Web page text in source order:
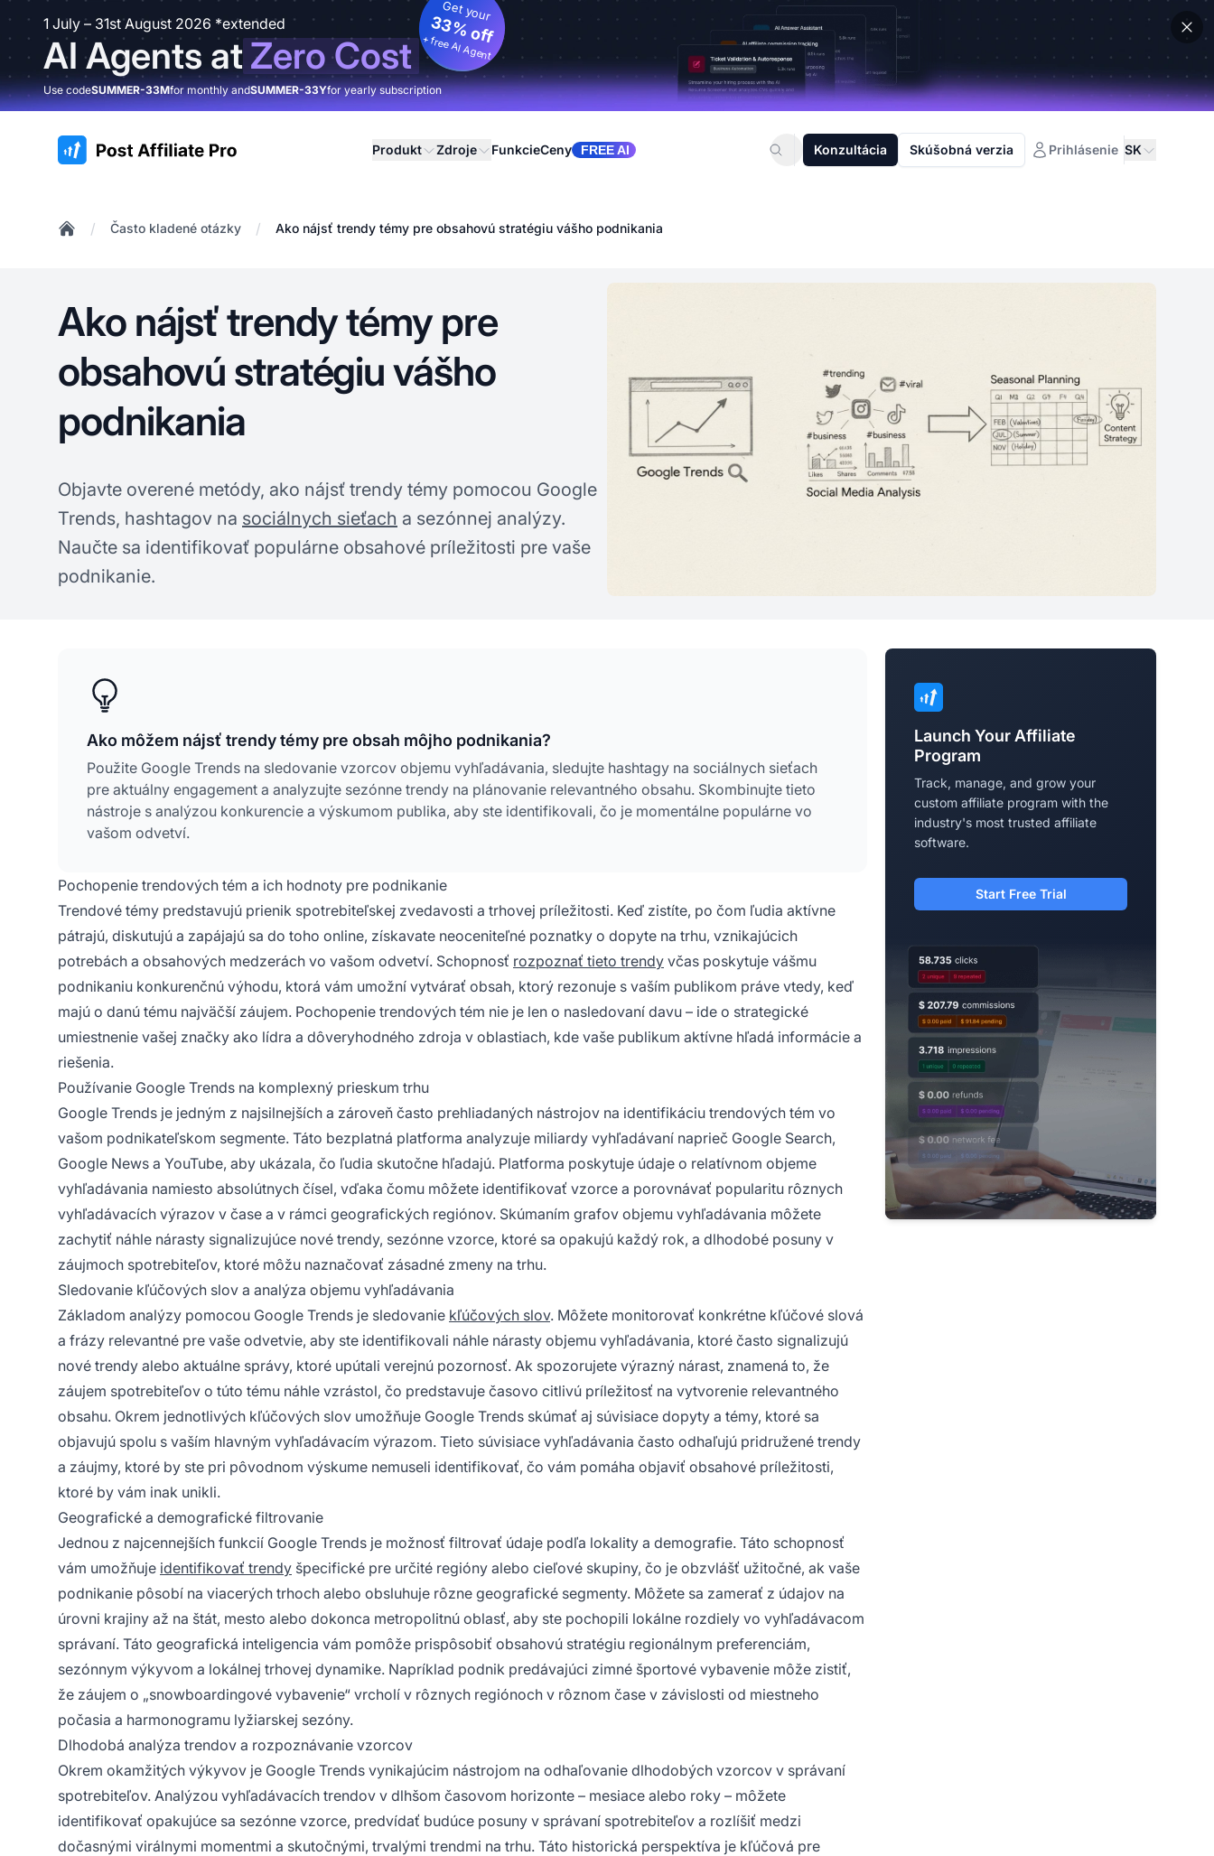
1 July – 31st August 2026 *extended
AI Agents atZero Cost
Get your
33% off
+ free AI Agent
Use codeSUMMER-33Mfor monthly andSUMMER-33Yfor yearly subscription
:site.title Produkt Zdroje FunkcieCeny FREE AI Konzultácia Skúšobná verzia Prihlásenie SK
/ Často kladené otázky / Ako nájsť trendy témy pre obsahovú stratégiu vášho podnikania
Ako nájsť trendy témy pre
obsahovú stratégiu vášho
podnikania
Objavte overené metódy, ako nájsť trendy témy pomocou Google
Trends, hashtagov na sociálnych sieťach a sezónnej analýzy.
Naučte sa identifikovať populárne obsahové príležitosti pre vaše
podnikanie.
Ako môžem nájsť trendy témy pre obsah môjho podnikania?
Použite Google Trends na sledovanie vzorcov objemu vyhľadávania, sledujte hashtagy na sociálnych sieťach
pre aktuálny engagement a analyzujte sezónne trendy na plánovanie relevantného obsahu. Skombinujte tieto
nástroje s analýzou konkurencie a výskumom publika, aby ste identifikovali, čo je momentálne populárne vo
vašom odvetví.
Pochopenie trendových tém a ich hodnoty pre podnikanie
Trendové témy predstavujú prienik spotrebiteľskej zvedavosti a trhovej príležitosti. Keď zistíte, po čom ľudia aktívne
pátrajú, diskutujú a zapájajú sa do toho online, získavate neoceniteľné poznatky o dopyte na trhu, vznikajúcich
potrebách a obsahových medzerách vo vašom odvetví. Schopnosť rozpoznať tieto trendy včas poskytuje vášmu
podnikaniu konkurenčnú výhodu, ktorá vám umožní vytvárať obsah, ktorý rezonuje s vaším publikom práve vtedy, keď
majú o danú tému najväčší záujem. Pochopenie trendových tém nie je len o nasledovaní davu – ide o strategické
umiestnenie vašej značky ako lídra a dôveryhodného zdroja v oblastiach, kde vaše publikum aktívne hľadá informácie a
riešenia.
Používanie Google Trends na komplexný prieskum trhu
Google Trends je jedným z najsilnejších a zároveň často prehliadaných nástrojov na identifikáciu trendových tém vo
vašom podnikateľskom segmente. Táto bezplatná platforma analyzuje miliardy vyhľadávaní naprieč Google Search,
Google News a YouTube, aby ukázala, čo ľudia skutočne hľadajú. Platforma poskytuje údaje o relatívnom objeme
vyhľadávania namiesto absolútnych čísel, vďaka čomu môžete identifikovať vzorce a porovnávať popularitu rôznych
vyhľadávacích výrazov v čase a v rámci geografických regiónov. Skúmaním grafov objemu vyhľadávania môžete
zachytiť náhle nárasty signalizujúce nové trendy, sezónne vzorce, ktoré sa opakujú každý rok, a dlhodobé posuny v
záujmoch spotrebiteľov, ktoré môžu naznačovať zásadné zmeny na trhu.
Sledovanie kľúčových slov a analýza objemu vyhľadávania
Základom analýzy pomocou Google Trends je sledovanie kľúčových slov. Môžete monitorovať konkrétne kľúčové slová
a frázy relevantné pre vaše odvetvie, aby ste identifikovali náhle nárasty objemu vyhľadávania, ktoré často signalizujú
nové trendy alebo aktuálne správy, ktoré upútali verejnú pozornosť. Ak spozorujete výrazný nárast, znamená to, že
záujem spotrebiteľov o túto tému náhle vzrástol, čo predstavuje časovo citlivú príležitosť na vytvorenie relevantného
obsahu. Okrem jednotlivých kľúčových slov umožňuje Google Trends skúmať aj súvisiace dopyty a témy, ktoré sa
objavujú spolu s vaším hlavným vyhľadávacím výrazom. Tieto súvisiace vyhľadávania často odhaľujú pridružené trendy
a záujmy, ktoré by ste pri pôvodnom výskume nemuseli identifikovať, čo vám pomáha objaviť obsahové príležitosti,
ktoré by vám inak unikli.
Geografické a demografické filtrovanie
Jednou z najcennejších funkcií Google Trends je možnosť filtrovať údaje podľa lokality a demografie. Táto schopnosť
vám umožňuje identifikovať trendy špecifické pre určité regióny alebo cieľové skupiny, čo je obzvlášť užitočné, ak vaše
podnikanie pôsobí na viacerých trhoch alebo obsluhuje rôzne geografické segmenty. Môžete sa zamerať z údajov na
úrovni krajiny až na štát, mesto alebo dokonca metropolitnú oblasť, aby ste pochopili lokálne rozdiely vo vyhľadávacom
správaní. Táto geografická inteligencia vám pomôže prispôsobiť obsahovú stratégiu regionálnym preferenciám,
sezónnym výkyvom a lokálnej trhovej dynamike. Napríklad podnik predávajúci zimné športové vybavenie môže zistiť,
že záujem o „snowboardingové vybavenie“ vrcholí v rôznych regiónoch v rôznom čase v závislosti od miestneho
počasia a harmonogramu lyžiarskej sezóny.
Dlhodobá analýza trendov a rozpoznávanie vzorcov
Okrem okamžitých výkyvov je Google Trends vynikajúcim nástrojom na odhaľovanie dlhodobých vzorcov v správaní
spotrebiteľov. Analýzou vyhľadávacích trendov v dlhšom časovom horizonte – mesiace alebo roky – môžete
identifikovať opakujúce sa sezónne vzorce, predvídať budúce posuny v správaní spotrebiteľov a rozlíšiť medzi
dočasnými virálnymi momentmi a skutočnými, trvalými trendmi na trhu. Táto historická perspektíva je kľúčová pre
Launch Your Affiliate
Program
Track, manage, and grow your
custom affiliate program with the
industry's most trusted affiliate
software.
Start Free Trial